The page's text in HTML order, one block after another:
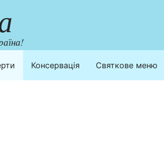
Консервація Святкове меню